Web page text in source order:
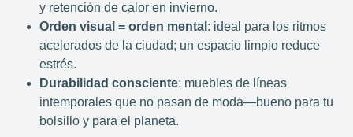
y retención de calor en invierno.
Orden visual = orden mental : ideal para los ritmos
acelerados de la ciudad; un espacio limpio reduce
estrés.
Durabilidad consciente: muebles de líneas
intemporales que no pasan de moda—bueno para tu
bolsillo y para el planeta.